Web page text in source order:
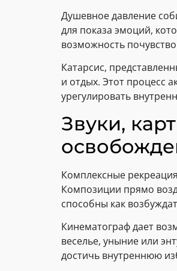
Душевное давление
для показа эмоций,
возможность
Катарсис,
и отдых. Этот процесс
урегулировать
Звуки,
Комплексные
Композиции прямо
способны как
Кинематограф дает
веселье, уныние или
достичь внутреннюю